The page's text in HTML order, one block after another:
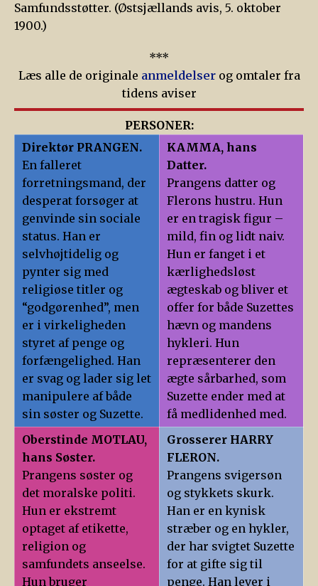
Samfundsstøtter. (Østsjællands avis, 5. oktober
1900.)
***
Læs alle de originale anmeldelserog omtaler fra
tidens aviser
PERSONER:
Direktør PRANGEN.
En falleret
forretningsmand, der
desperat forsøger at
genvinde sin sociale
status. Han er
selvhøjtidelig og
pynter sig med
religiøse titler og
“godgørenhed”, men
er i virkeligheden
styret af penge og
forfængelighed. Han
er svag og lader sig let
manipulere af både
sin søster og Suzette.
KAMMA, hans
Datter.
Prangens datter og
Flerons hustru. Hun
er en tragisk figur –
mild, fin og lidt naiv.
Hun er fanget i et
kærlighedsløst
ægteskab og bliver et
offer for både Suzettes
hævn og mandens
hykleri. Hun
repræsenterer den
ægte sårbarhed, som
Suzette ender med at
få medlidenhed med.
Oberstinde MOTLAU,
hans Søster.
Prangens søster og
det moralske politi.
Hun er ekstremt
optaget af etikette,
religion og
samfundets anseelse.
Hun bruger
Grosserer HARRY
FLERON.
Prangens svigersøn
og stykkets skurk.
Han er en kynisk
stræber og en hykler,
der har svigtet Suzette
for at gifte sig til
penge. Han lever i